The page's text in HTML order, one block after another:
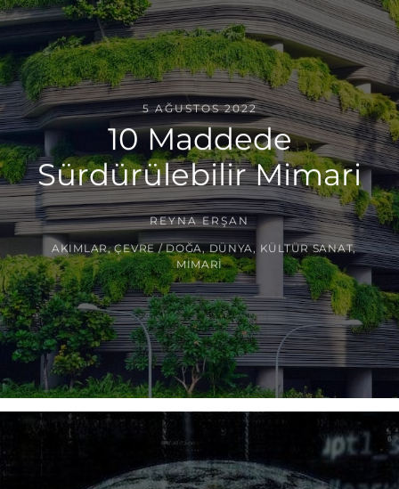
5 AĞUSTOS 2022
10 Maddede
Sürdürülebilir Mimari
REYNA ERŞAN
AKIMLAR,ÇEVRE / DOĞA , DÜNYA KÜLTÜR SANAT,
MIMARI